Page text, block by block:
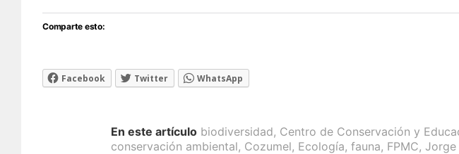
Comparte esto:
Facebook Twitter WhatsApp
En este artículo biodiversidad, Centro de Conservación y
conservación ambiental, Cozumel, Ecología, fauna, FPMC, Jorge